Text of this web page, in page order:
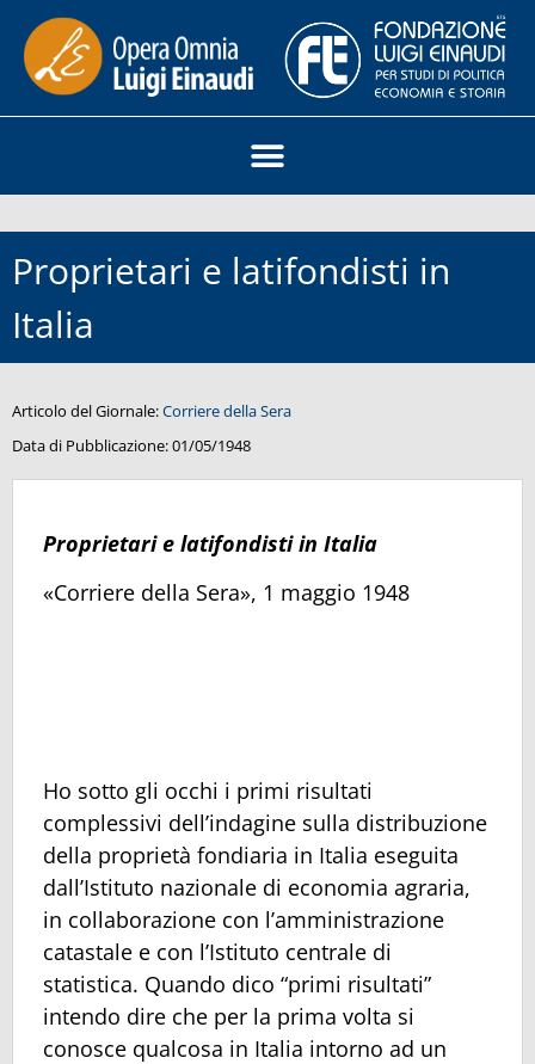
Proprietari e latifondisti in
Italia
Articolo del Giornale:Corriere della Sera
Data di Pubblicazione:01/05/1948
Proprietari e latifondisti in Italia
«Corriere della Sera», 1 maggio 1948
Ho sotto gli occhi i primi risultati
complessivi dell’indagine sulla distribuzione
della proprietà fondiaria in Italia eseguita
dall’Istituto nazionale di economia agraria,
in collaborazione con l’amministrazione
catastale e con l’Istituto centrale di
statistica. Quando dico “primi risultati”
intendo dire che per la prima volta si
conosce qualcosa in Italia intorno ad un